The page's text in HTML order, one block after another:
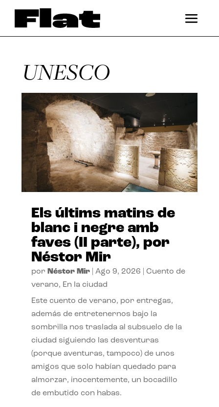
UNESCO
Els últims matins de
blanc i negre amb
faves (II parte), por
Néstor Mir
por Néstor Mir| Ago 9, 2026
Cuento de
verano, En la ciudad
Este cuento de verano, por entregas,
además de entretenernos bajo la
sombrilla nos traslada al subsuelo de la
ciudad siguiendo las desventuras
(porque aventuras, tampoco) de unos
amigos que solo habían quedado para
almorzar, inocentemente, un bocadillo
de embutido con habas.